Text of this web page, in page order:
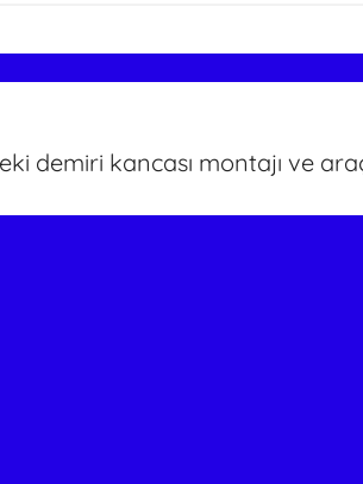
demiri kancası montajı ve